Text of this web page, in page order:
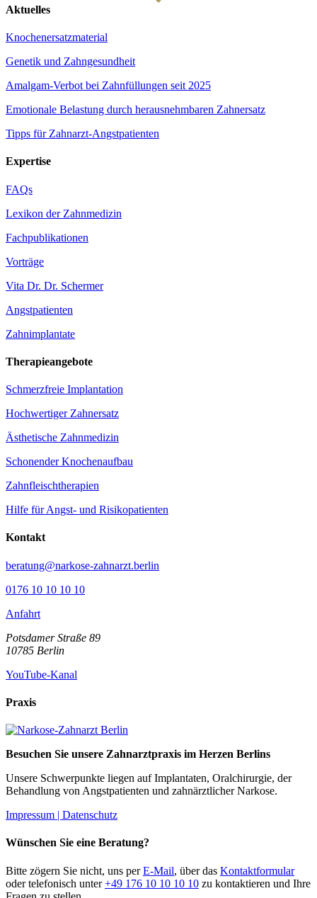
Aktuelles
Knochenersatzmaterial
Genetik und Zahngesundheit
Amalgam-Verbot bei Zahnfüllungen seit 2025
Emotionale Belastung durch herausnehmbaren Zahnersatz
Tipps für Zahnarzt-Angstpatienten
Expertise
FAQs
Lexikon der Zahnmedizin
Fachpublikationen
Vorträge
Vita Dr. Dr. Schermer
Angstpatienten
Zahnimplantate
Therapieangebote
Schmerzfreie Implantation
Hochwertiger Zahnersatz
Ästhetische Zahnmedizin
Schonender Knochenaufbau
Zahnfleischtherapien
Hilfe für Angst- und Risikopatienten
Kontakt
beratung@narkose-zahnarzt.berlin
0176 10 10 10 10
Anfahrt
Potsdamer Straße 89
10785 Berlin
YouTube-Kanal
Praxis
Besuchen Sie unsere Zahnarztpraxis im Herzen Berlins
Unsere Schwerpunkte liegen auf Implantaten, Oralchirurgie, der
Behandlung von Angstpatienten und zahnärztlicher Narkose.
Impressum | Datenschutz
Wünschen Sie eine Beratung?
Bitte zögern Sie nicht, uns perE-Mail, über das Kontaktformular
oder telefonisch unter+49 176 10 10 10 10 zu kontaktieren und Ihre